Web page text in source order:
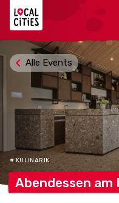
Alle Events
# KULINARIK
Abendessen am